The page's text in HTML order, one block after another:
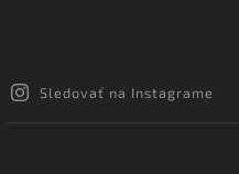
Sledovať na Instagrame